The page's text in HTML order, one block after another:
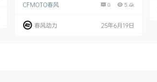
CFMOTO春风
0 5.4k
春风动力 25年6月19日